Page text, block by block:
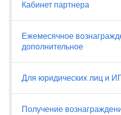
Кабинет партнера
Ежемесячное
дополнительное
Для юридических лиц и
Получение